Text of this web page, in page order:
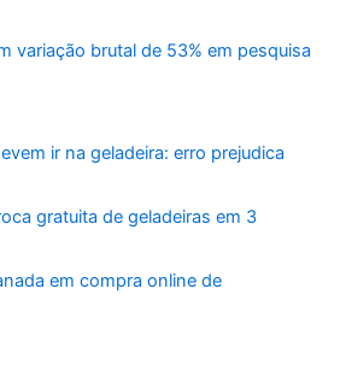
variação brutal de 53% em pesquisa
ir na geladeira: erro prejudica
gratuita de geladeiras em 3
em compra online de